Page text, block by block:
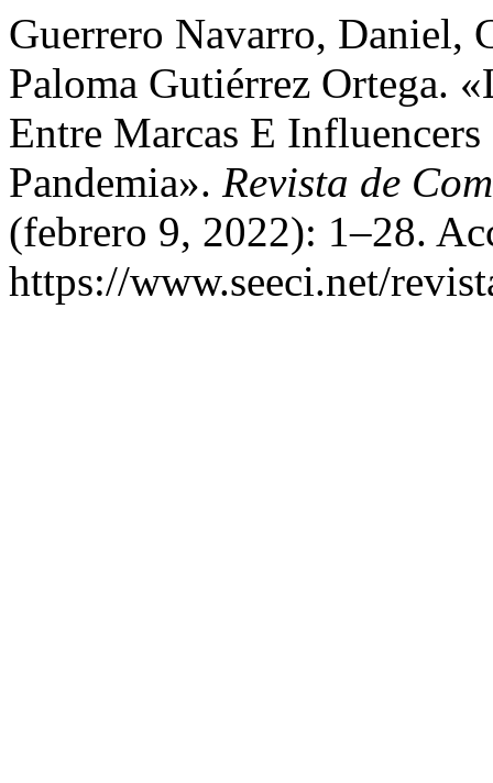
Guerrero Navarro, Daniel,
Paloma Gutiérrez Ortega.
Entre Marcas E
Pandemia». Revista de
(febrero 9, 2022): 1–28.
https://www.seeci.net/